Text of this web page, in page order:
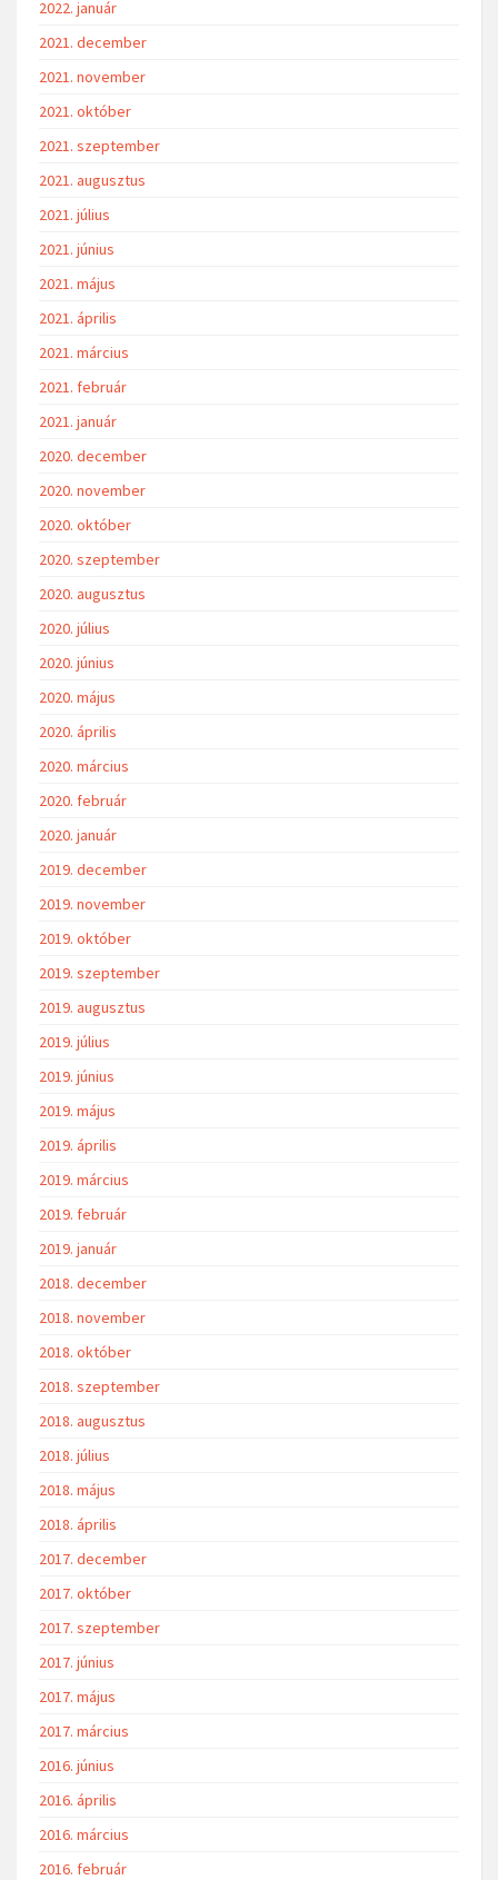
2022. január
2021. december
2021. november
2021. október
2021. szeptember
2021. augusztus
2021. július
2021. június
2021. május
2021. április
2021. március
2021. február
2021. január
2020. december
2020. november
2020. október
2020. szeptember
2020. augusztus
2020. július
2020. június
2020. május
2020. április
2020. március
2020. február
2020. január
2019. december
2019. november
2019. október
2019. szeptember
2019. augusztus
2019. július
2019. június
2019. május
2019. április
2019. március
2019. február
2019. január
2018. december
2018. november
2018. október
2018. szeptember
2018. augusztus
2018. július
2018. május
2018. április
2017. december
2017. október
2017. szeptember
2017. június
2017. május
2017. március
2016. június
2016. április
2016. március
2016. február